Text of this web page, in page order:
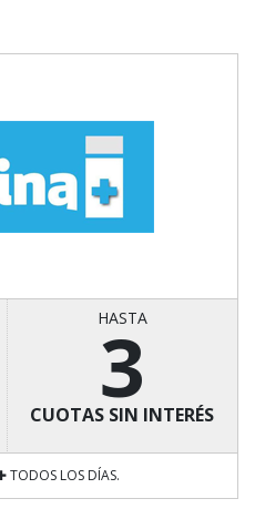
HASTA
3
CUOTAS SIN INTERÉS
TODOS LOS DÍAS.